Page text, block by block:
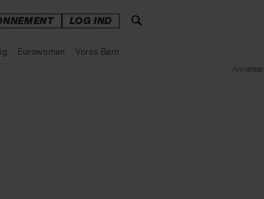
LOG IND
Eurowoman Vores Børn
Annonce